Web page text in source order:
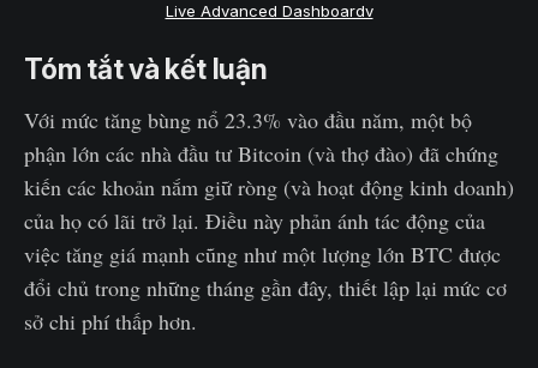
Live Advanced Dashboardv
Tóm tắt và kết luận
Với mức tăng bùng nổ 23.3% vào đầu năm, một bộ
phận lớn các nhà đầu tư Bitcoin (và thợ đào) đã chứng
kiến các khoản nắm giữ ròng (và hoạt động kinh doanh)
của họ có lãi trở lại. Điều này phản ánh tác động của
việc tăng giá mạnh cũng như một lượng lớn BTC được
đổi chủ trong những tháng gần đây, thiết lập lại mức cơ
sở chi phí thấp hơn.